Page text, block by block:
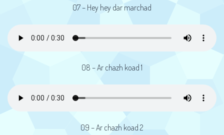
07 – Hey hey dar marchad
08 – Ar chazh koad 1
09 – Ar chazh koad 2